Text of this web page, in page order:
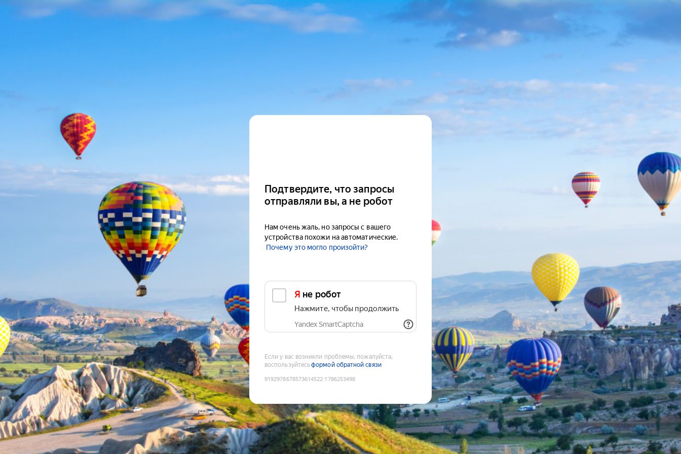
Подтвердите, что запросы
отправляли вы, а не робот
Нам очень жаль, но запросы с вашего
устройства похожи на автоматические.
Почему это могло произойти?
Я не робот
Нажмите, чтобы продолжить
Yandex SmartCaptcha
Если у вас возникли проблемы, пожалуйста,
воспользуйтесьформой обратной связи
9192978678573614522:1786253498